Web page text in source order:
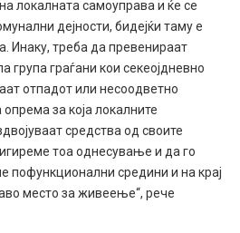
локалната самоуправа и ќе се
дејности, бидејќи таму е
Инаку, треба да превенираат
група граѓани кои секеојдневно
отпадот или несоодветно
за која локалните
средства од своите
тоа однесување и да го
пофункционални средини и на крај
место за живеење“, рече